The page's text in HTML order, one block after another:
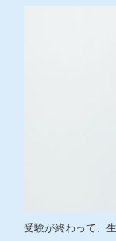
受験が終わって、